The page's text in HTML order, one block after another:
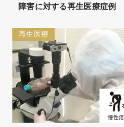
障害に対する再生医療症例
再生医療